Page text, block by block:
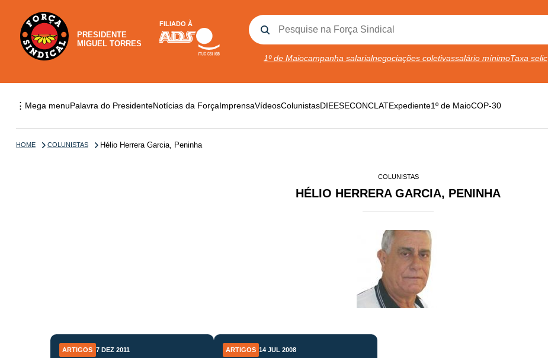
PRESIDENTE
MIGUEL TORRES
FILIADO À
1º de Maiocampanha salarialnegociações coletivassalário mínimoTaxa selic
⋮ Mega menuPalavra do PresidenteNotícias da ForçaImprensaVídeosColunistasDIEESECONCLATExpediente1º de MaioCOP-30
HOME COLUNISTAS Hélio Herrera Garcia, Peninha
COLUNISTAS
HÉLIO HERRERA GARCIA, PENINHA
ARTIGOS 7 DEZ 2011 ARTIGOS 14 JUL 2008